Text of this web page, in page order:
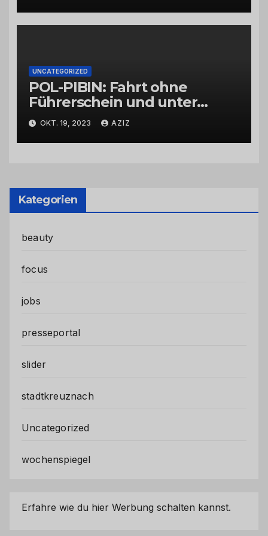
UNCATEGORIZED
POL-PIBIN: Fahrt ohne
Führerschein und unter
Einfluss von Drogen
OKT. 19, 2023 AZIZ
Kategorien
beauty
focus
jobs
presseportal
slider
stadtkreuznach
Uncategorized
wochenspiegel
Erfahre wie du hier Werbung schalten kannst.